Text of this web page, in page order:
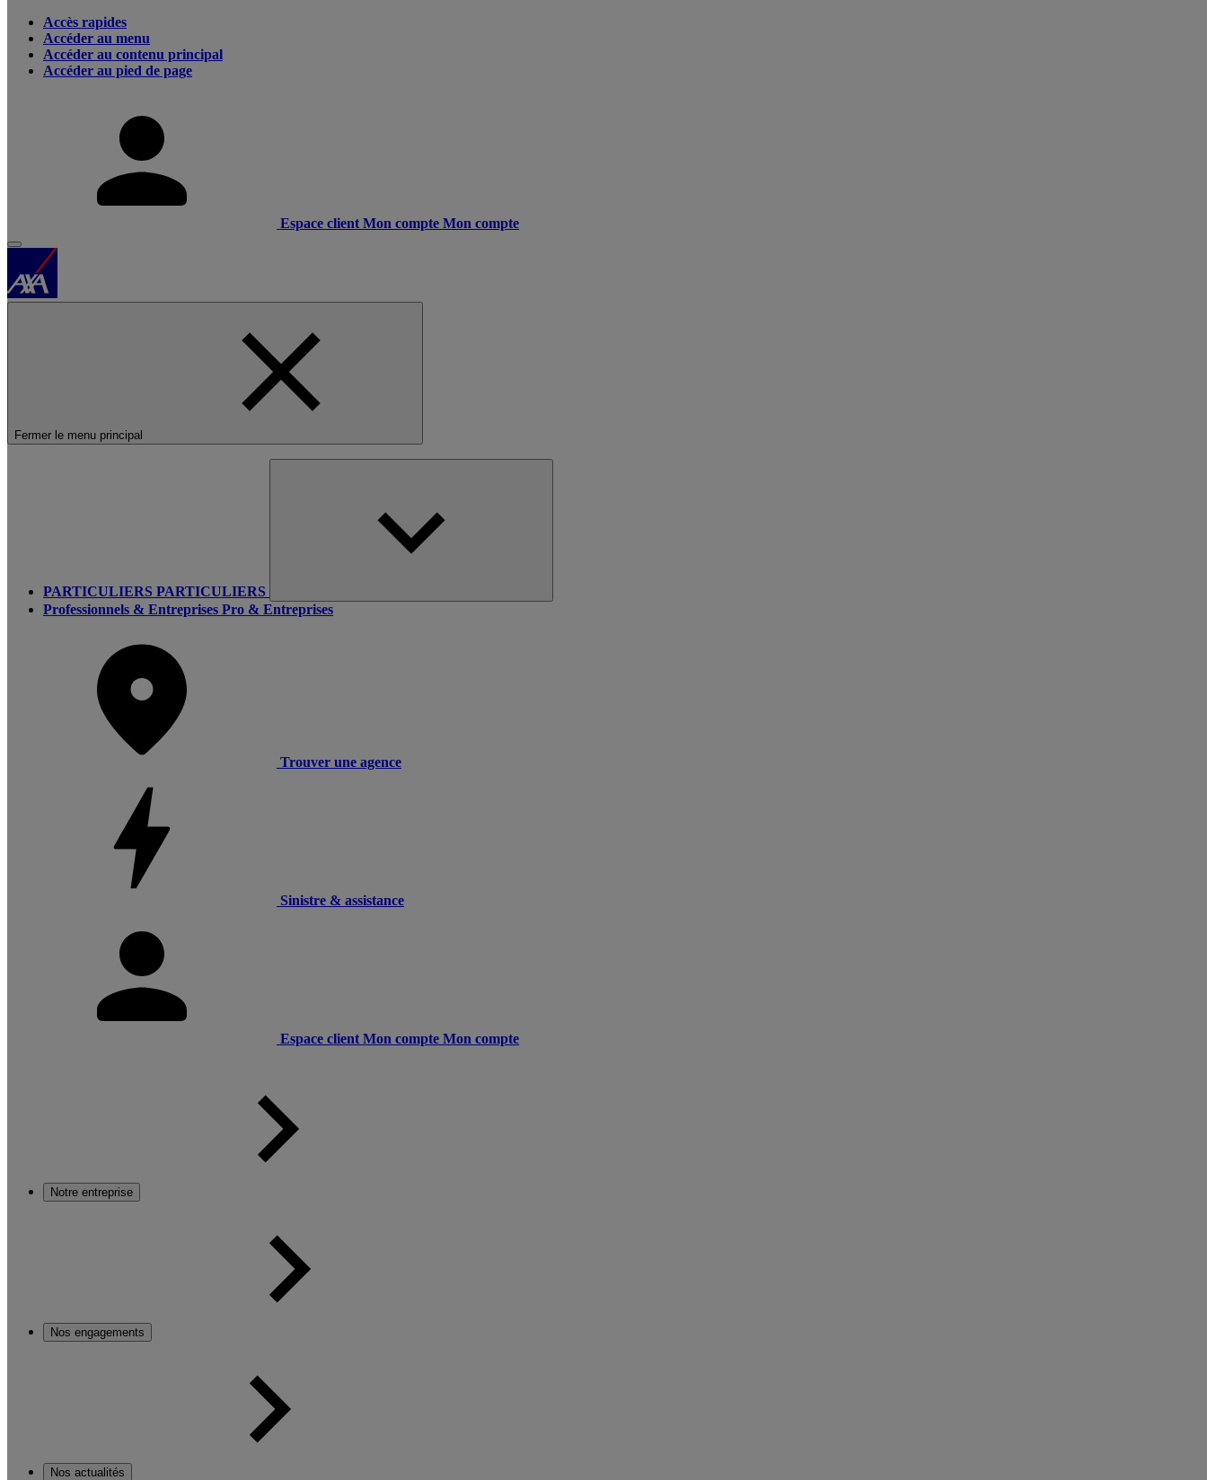
Accès rapides
Accéder au menu
Accéder au contenu principal
Accéder au pied de page
Espace client Mon compte Mon compte
Fermer le menu principal
PARTICULIERS PARTICULIERS
Professionnels & Entreprises Pro & Entreprises
Trouver une agence
Sinistre & assistance
Espace client Mon compte Mon compte
Notre entreprise
Nos engagements
Nos actualités